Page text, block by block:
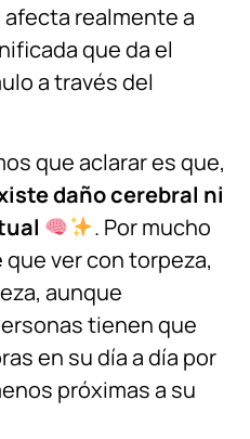
afecta realmente a
que da el
a través del
que aclarar es que,
daño cerebral ni
. Por mucho
ver con torpeza,
aunque
tienen que
en su día a día por
próximas a su